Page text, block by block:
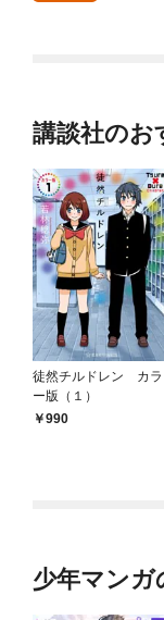
講談社のお
徒然チルドレン カラ
ー版（１）
990
少年マン